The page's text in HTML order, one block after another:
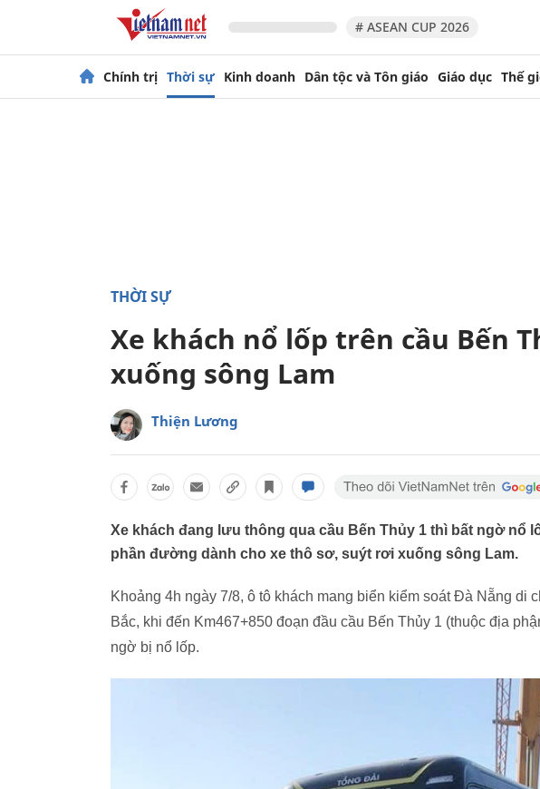
# ASEAN CUP 2026
Chính trị Thời sự Kinh doanh Dân tộc và Tôn giáo Giáo dục Thế
THỜI SỰ
Xe khách nổ lốp trên cầu Bến
xuống sông Lam
Thiện Lương
Xe khách đang lưu thông qua cầu Bến Thủy 1 thì bất ngờ nổ
phần đường dành cho xe thô sơ, suýt rơi xuống sông Lam.
Khoảng 4h ngày 7/8, ô tô khách mang biển kiểm soát Đà Nẵng di
Bắc, khi đến Km467+850 đoạn đầu cầu Bến Thủy 1 (thuộc địa
ngờ bị nổ lốp.